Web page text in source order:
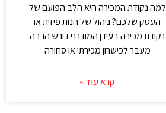
למה נקודת המכירה היא הלב הפועם של
העסק שלכם? ניהול של חנות פיזית או
נקודת מכירה בעידן המודרני דורש הרבה
מעבר לכישרון מכירתי או סחורה
קרא עוד »